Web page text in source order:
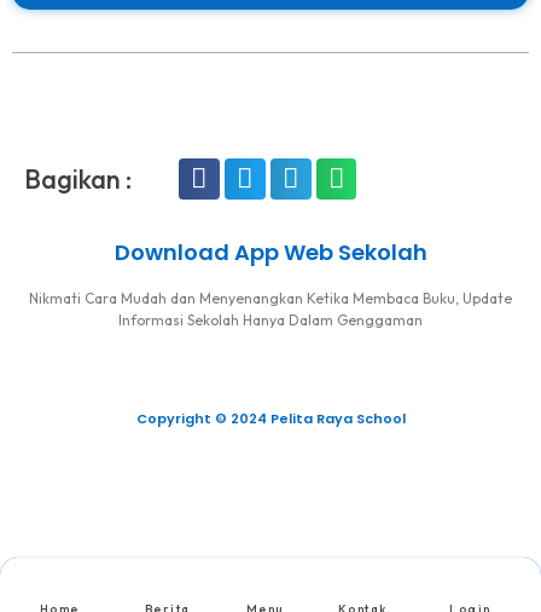
Bagikan :
Download App Web Sekolah
Nikmati Cara Mudah dan Menyenangkan Ketika Membaca Buku, Update
Informasi Sekolah Hanya Dalam Genggaman
Copyright © 2024 Pelita Raya School